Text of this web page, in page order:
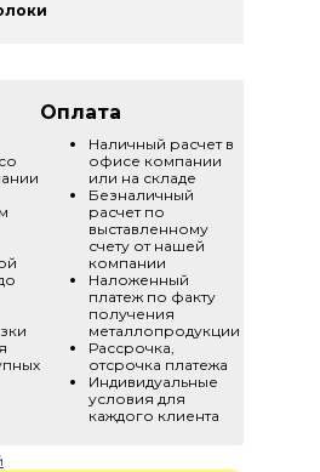
Оплата
Наличный расчет в
офисе компании
или на складе
Безналичный
расчет по
выставленному
счету от нашей
компании
Наложенный
платеж по факту
получения
металлопродукции
Рассрочка,
отсрочка платежа
Индивидуальные
условия для
каждого клиента